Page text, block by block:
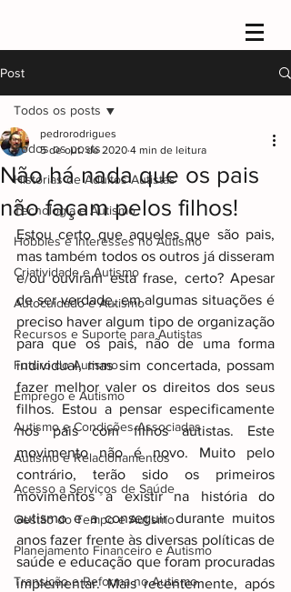
Post
Todos os posts
Histórias de Adultos Autistas
Tecnologia e Autismo
Hobbies e Interesses no Autismo
Criatividade e Autismo
Autocuidado e Autismo
Recursos e Suporte para Autistas
Futuro do Autismo
Emprego e Autismo
Autismo e Condições Associadas
Autismo e Relacionamentos
Acesso a Serviços de Saúde
Gestão do Tempo e Autismo
Planejamento Financeiro e Autismo
Transição e Reforma no Autismo
Todos os posts
Não há nada que os pais
não façam pelos filhos!
pedrorodrigues
5 de out. de 2020 4 min de leitura
Estou certo que aqueles que são pais,
mas também todos os outros já disseram
e/ou ouviram esta frase, certo? Apesar
de ser verdade, em algumas situações é
preciso haver algum tipo de organização
para que os pais, não de uma forma
individual, mas sim concertada, possam
fazer melhor valer os direitos dos seus
filhos. Estou a pensar especificamente
nos pais com filhos autistas. Este
movimento não é novo. Muito pelo
contrário, terão sido os primeiros
movimentos a existir na história do
autismo e a conseguir durante muitos
anos fazer frente às diversas políticas de
saúde e educação que foram procuradas
implementar. Mais recentemente, após